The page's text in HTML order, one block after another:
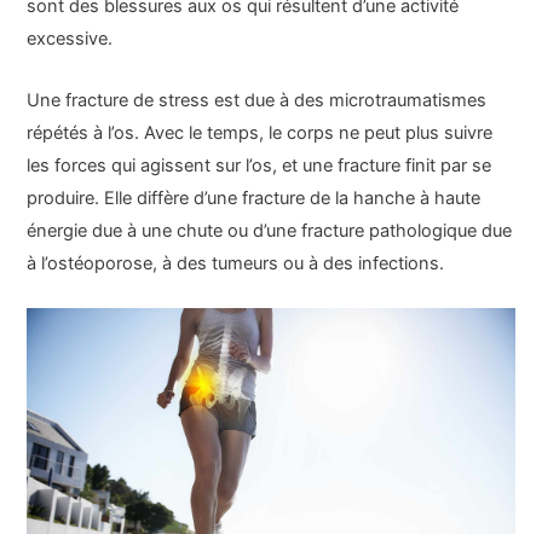
sont des blessures aux os qui résultent d’une activité
excessive.
Une fracture de stress est due à des microtraumatismes
répétés à l’os. Avec le temps, le corps ne peut plus suivre
les forces qui agissent sur l’os, et une fracture finit par se
produire. Elle diffère d’une fracture de la hanche à haute
énergie due à une chute ou d’une fracture pathologique due
à l’ostéoporose, à des tumeurs ou à des infections.